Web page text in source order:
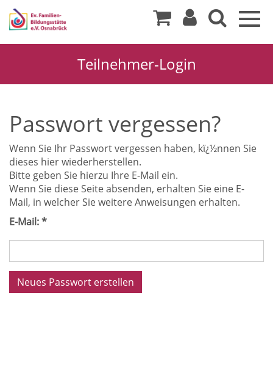
Teilnehmer-Login
Passwort vergessen?
Wenn Sie Ihr Passwort vergessen haben, kï¿½nnen Sie
dieses hier wiederherstellen.
Bitte geben Sie hierzu Ihre E-Mail ein.
Wenn Sie diese Seite absenden, erhalten Sie eine E-
Mail, in welcher Sie weitere Anweisungen erhalten.
E-Mail: *
Neues Passwort erstellen